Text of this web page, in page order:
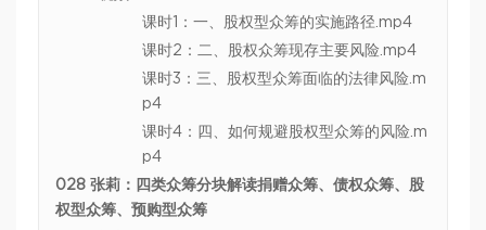
课时1：一、股权型众筹的实施路径.mp4
课时2：二、股权众筹现存主要风险.mp4
课时3：三、股权型众筹面临的法律风险.m
p4
课时4：四、如何规避股权型众筹的风险.m
p4
028 张莉：四类众筹分块解读捐赠众筹、债权众筹、股
权型众筹、预购型众筹